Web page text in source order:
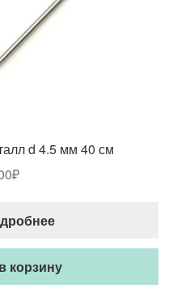
d 4.5 мм 40 см
₽
корзину